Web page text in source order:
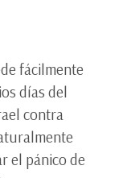
fácilmente
días del
contra
el pánico de